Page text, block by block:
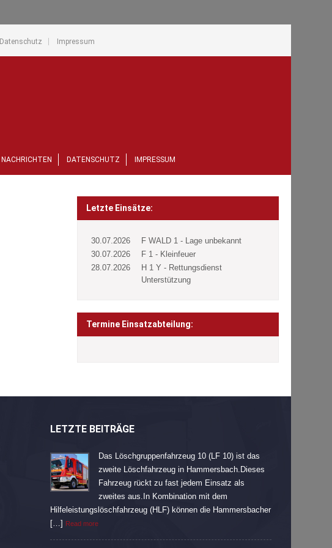
Datenschutz Impressum
NACHRICHTEN DATENSCHUTZ IMPRESSUM
Letzte Einsätze:
30.07.2026
F WALD 1 - Lage unbekannt
30.07.2026
F 1 - Kleinfeuer
28.07.2026
H 1 Y - Rettungsdienst
Unterstützung
Termine Einsatzabteilung:
LETZTE BEITRÄGE
Das Löschgruppenfahrzeug 10 (LF 10) ist das
zweite Löschfahrzeug in Hammersbach.Dieses
Fahrzeug rückt zu fast jedem Einsatz als
zweites aus.In Kombination mit dem
Hilfeleistungslöschfahrzeug (HLF) können die Hammersbacher
[…] Read more